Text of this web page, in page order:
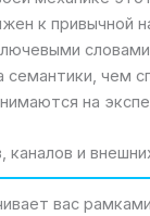
к привычной
семантики, чем
на
и
вас